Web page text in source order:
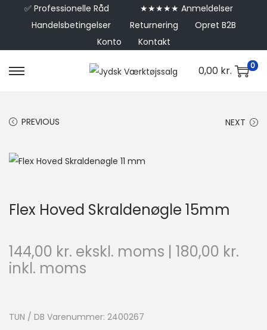
✅ Professionelle Råd
★★★★★ Anmeldelser
Handelsbetingelser
Returnering
Opret B2B
Konto
Kontakt
0,00 kr. 0
PREVIOUS NEXT
Flex Hoved Skraldenøgle 15mm
144,00 kr. ekskl. moms | 180,00 kr.
inkl. moms
TUN / DB Varenummer: 2400267